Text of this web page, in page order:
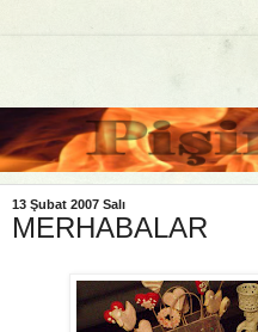
13 Şubat 2007 Salı
MERHABALAR